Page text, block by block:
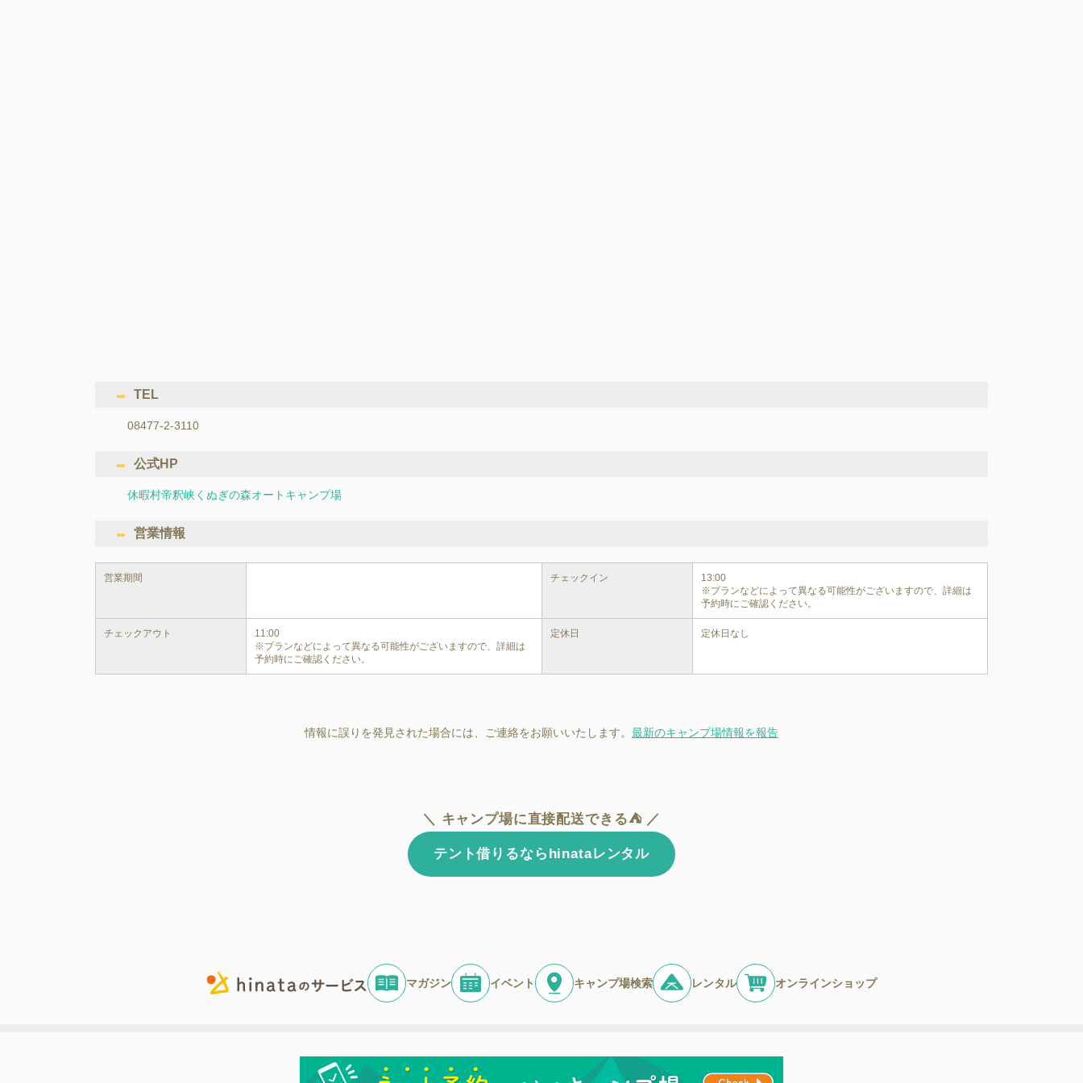
TEL
08477-2-3110
公式HP
休暇村帝釈峡くぬぎの森オートキャンプ場
営業情報
営業期間 チェックイン
13:00
※プランなどによって異なる可能性がございますので、詳細は
予約時にご確認ください。
チェックアウト
11:00
※プランなどによって異なる可能性がございますので、詳細は
予約時にご確認ください。
定休日 定休日なし
情報に誤りを発見された場合には、ご連絡をお願いいたします。 最新のキャンプ場情報を報告
＼ キャンプ場に直接配送できる⛺ ／
テント借りるならhinataレンタル
マガジン イベント キャンプ場検索 レンタル オンラインショップ